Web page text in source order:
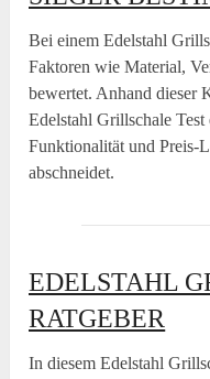
Bei einem Edelstahl
Faktoren wie Material,
bewertet. Anhand dieser
Edelstahl Grillschale
Funktionalität und Preis-
abschneidet.
EDELSTAHL
RATGEBER
In diesem Edelstahl